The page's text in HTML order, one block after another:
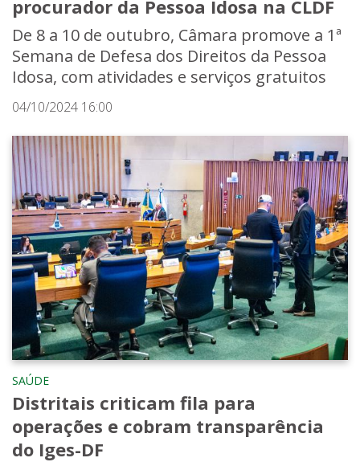
procurador da Pessoa Idosa na CLDF
De 8 a 10 de outubro, Câmara promove a 1ª
Semana de Defesa dos Direitos da Pessoa
Idosa, com atividades e serviços gratuitos
04/10/2024 16:00
SAÚDE
Distritais criticam fila para
operações e cobram transparência
do Iges-DF